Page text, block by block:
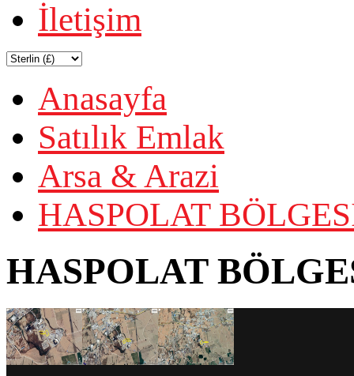
İletişim
Anasayfa
Satılık Emlak
Arsa & Arazi
HASPOLAT
HASPOLAT